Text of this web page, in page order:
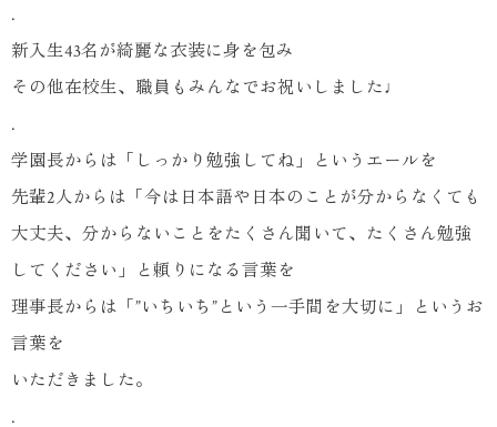
.
新入生43名が綺麗な衣装に身を包み
その他在校生、職員もみんなでお祝いしました♩
.
学園長からは「しっかり勉強してね」というエールを
先輩2人からは「今は日本語や日本のことが分からなくても
大丈夫、分からないことをたくさん聞いて、たくさん勉強
してください」と頼りになる言葉を
理事長からは「”いちいち”という一手間を大切に」というお
言葉を
いただきました。
.